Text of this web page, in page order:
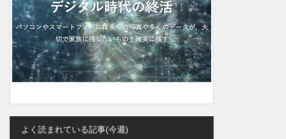
よく読まれている記事(今週)